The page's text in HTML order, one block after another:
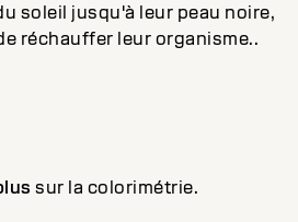
soleil jusqu'à leur peau noire,
réchauffer leur organisme..
sur la colorimétrie.